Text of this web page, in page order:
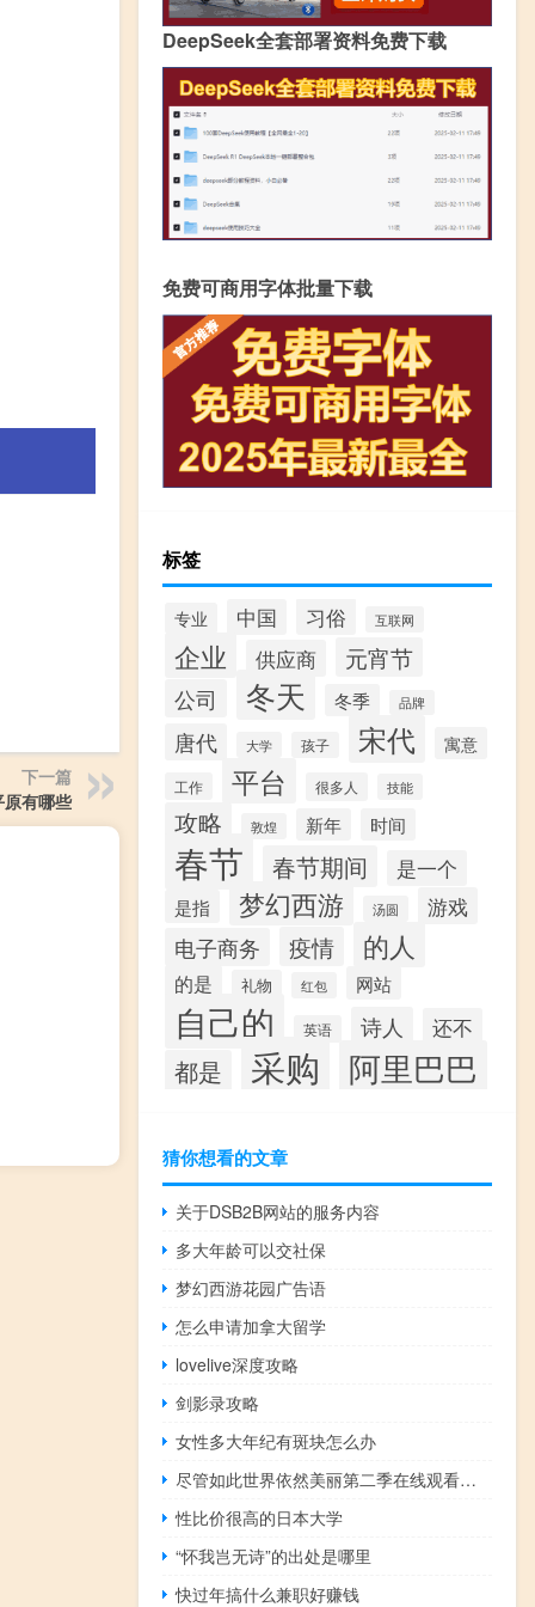
下一篇
有哪些
DeepSeek全套部署资料免费下载
免费可商用字体批量下载
标签
专业 中国 习俗 互联网
企业 供应商 元宵节
公司 冬天 冬季 品牌
唐代 大学 孩子 宋代 寓意
工作 平台 很多人 技能
攻略 敦煌 新年 时间
春节 春节期间 是一个
是指 梦幻西游 汤圆 游戏
电子商务 疫情 的人
的是 礼物 红包 网站
自己的 英语 诗人 还不
都是 采购 阿里巴巴
猜你想看的文章
关于DSB2B网站的服务内容
多大年龄可以交社保
梦幻西游花园广告语
怎么申请加拿大留学
lovelive深度攻略
剑影录攻略
女性多大年纪有斑块怎么办
尽管如此世界依然美丽第二季在线观看免费漫画
性比价很高的日本大学
“怀我岂无诗”的出处是哪里
快过年搞什么兼职好赚钱